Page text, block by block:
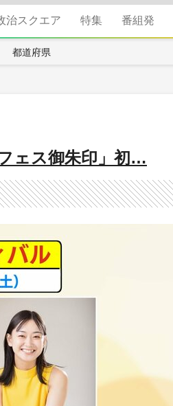
治スクエア 特集 番組発
都道府県
ェス御朱印」初…